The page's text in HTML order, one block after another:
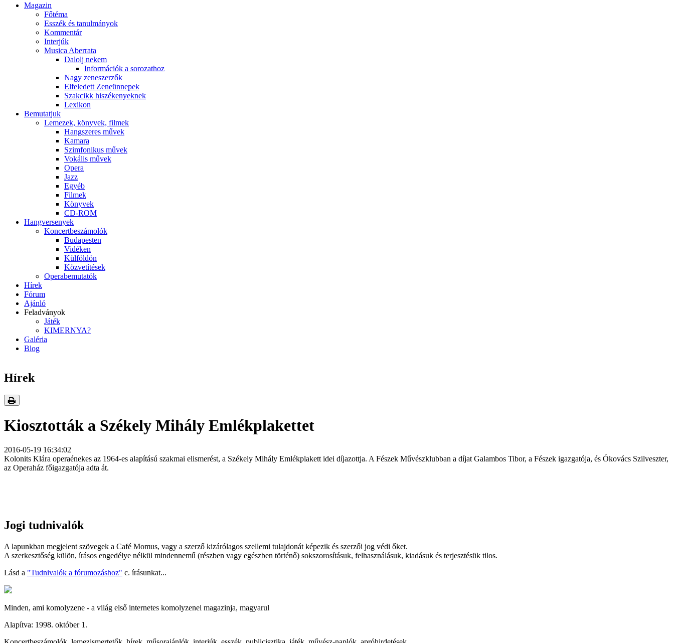
Magazin
Főtéma
Esszék és tanulmányok
Kommentár
Interjúk
Musica Aberrata
Dalolj nekem
Információk a sorozathoz
Nagy zeneszerzők
Elfeledett Zeneünnepek
Szakcikk hiszékenyeknek
Lexikon
Bemutatjuk
Lemezek, könyvek, filmek
Hangszeres művek
Kamara
Szimfonikus művek
Vokális művek
Opera
Jazz
Egyéb
Filmek
Könyvek
CD-ROM
Hangversenyek
Koncertbeszámolók
Budapesten
Vidéken
Külföldön
Közvetítések
Operabemutatók
Hírek
Fórum
Ajánló
Feladványok
Játék
KIMERNYA?
Galéria
Blog
Hírek
Kiosztották a Székely Mihály Emlékplakettet
2016-05-19 16:34:02
Kolonits Klára operaénekes az 1964-es alapítású szakmai elismerést, a Székely Mihály Emlékplakett idei díjazottja. A Fészek Művészklubban a díjat Galambos Tibor, a Fészek igazgatója, és Ókovács Szilveszter,
az Operaház főigazgatója adta át.
Jogi tudnivalók
A lapunkban megjelent szövegek a Café Momus, vagy a szerző kizárólagos szellemi tulajdonát képezik és szerzői jog védi őket.
A szerkesztőség külön, írásos engedélye nélkül mindennemű (részben vagy egészben történő) sokszorosításuk, felhasználásuk, kiadásuk és terjesztésük tilos.
Lásd a "Tudnivalók a fórumozáshoz" c. írásunkat...
Minden, ami komolyzene - a világ első internetes komolyzenei magazinja, magyarul
Alapítva: 1998. október 1.